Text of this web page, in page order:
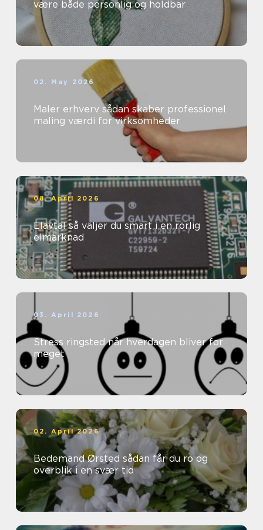
være både personlig og holdbar
02. May 2026
Maler erhverv sådan skaber professionel
maling værdi for virksomheder
08. April 2026
Elavtal så väljer du smart i en rörlig
elmarknad
03. April 2026
Stress ringsted når hverdagen bliver for
meget
02. April 2026
Bedemand Ørsted sådan får du ro og
overblik i en svær tid